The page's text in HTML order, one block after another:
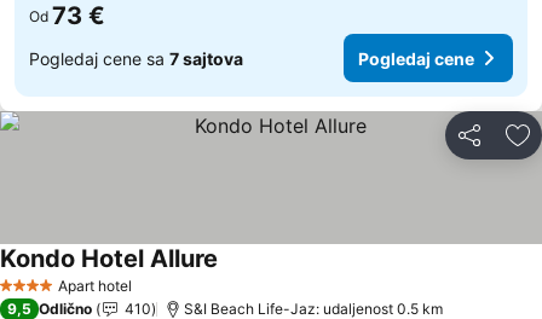
Od 73 €
Pogledaj cene sa 7 sajtova Pogledaj cene
Deli
4 ZvezdiceApart hotel
Kondo Hotel Allure
9,5 Odlično 410 S&I Beach Life-Jaz: udaljenost 0.5 km